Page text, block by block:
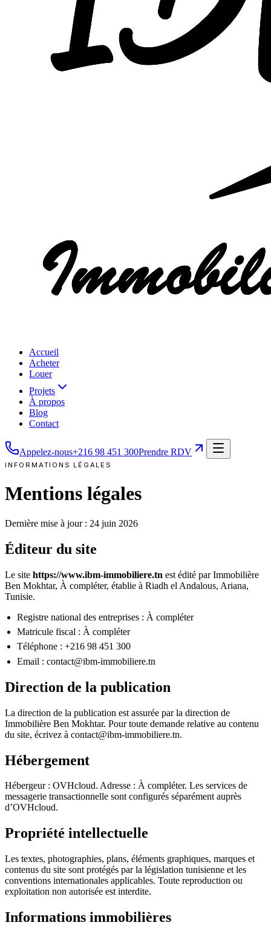
Accueil
Acheter
Louer
Projets
À propos
Blog
Contact
Appelez-nous+216 98 451 300Prendre RDV
INFORMATIONS LÉGALES
Mentions légales
Dernière mise à jour : 24 juin 2026
Éditeur du site
Le site https://www.ibm-immobiliere.tn est édité parImmobilière
Ben Mokhtar, À compléter, établie à Riadh el Andalous, Ariana,
Tunisie.
Registre national des entreprises : À compléter
Matricule fiscal : À compléter
Téléphone : +216 98 451 300
Email : contact@ibm-immobiliere.tn
Direction de la publication
La direction de la publication est assurée par la direction de
Immobilière Ben Mokhtar. Pour toute demande relative au contenu
du site, écrivez à contact@ibm-immobiliere.tn.
Hébergement
Hébergeur : OVHcloud. Adresse : À compléter. Les services de
messagerie transactionnelle sont configurés séparément auprès
d’OVHcloud.
Propriété intellectuelle
Les textes, photographies, plans, éléments graphiques, marques et
contenus du site sont protégés par la législation tunisienne et les
conventions internationales applicables. Toute reproduction ou
exploitation non autorisée est interdite.
Informations immobilières